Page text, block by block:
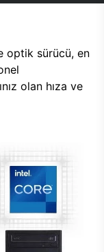
optik sürücü, en
olan hıza ve